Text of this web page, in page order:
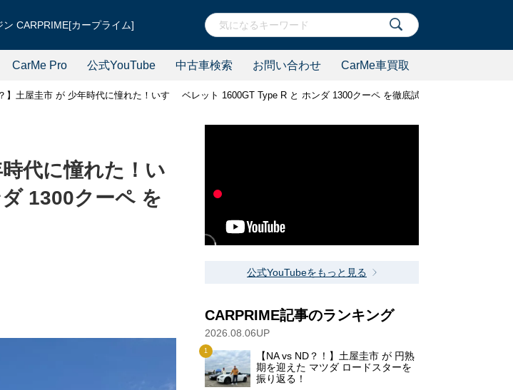
CARPRIME[カープライム]
CarMe Pro 公式YouTube 中古車検索 お問い合わせ CarMe車買取
】土屋圭市 が 少年時代に憧れた！いすゞ ベレット 1600GT Type R と ホンダ 1300クーペ を徹底試乗！
代に憧れた！い
1300クーペ を
公式YouTubeをもっと見る
CARPRIME記事のランキング
2026.08.06UP
【NA vs ND？！】土屋圭市 が 円熟
期を迎えた マツダ ロードスターを
振り返る！